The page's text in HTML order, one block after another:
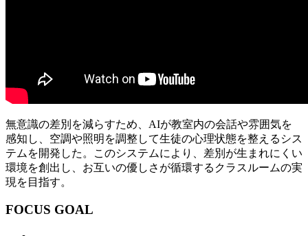
無意識の差別を減らすため、AIが教室内の会話や雰囲気を
感知し、空調や照明を調整して生徒の心理状態を整えるシス
テムを開発した。このシステムにより、差別が生まれにくい
環境を創出し、お互いの優しさが循環するクラスルームの実
現を目指す。
FOCUS GOAL